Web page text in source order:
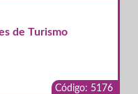
de Turismo
Código: 5176